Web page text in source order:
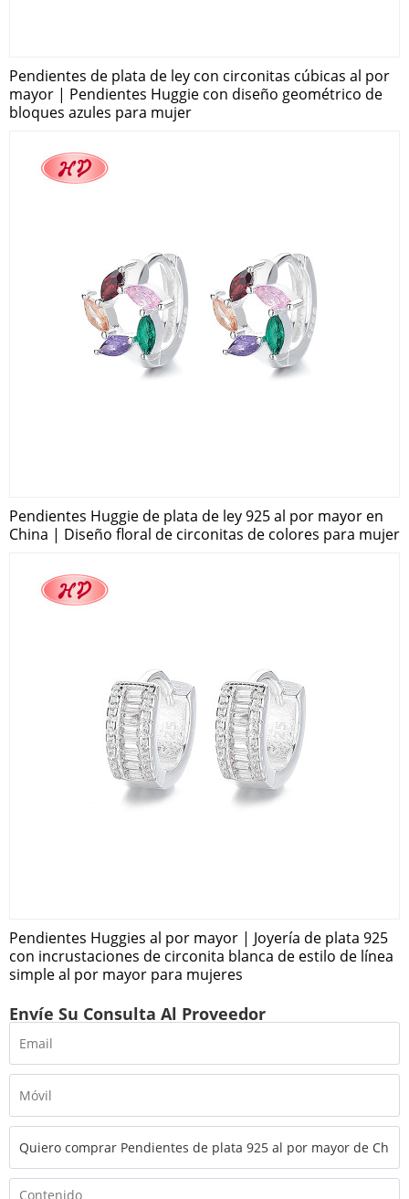
Pendientes de plata de ley con circonitas cúbicas al por
mayor | Pendientes Huggie con diseño geométrico de
bloques azules para mujer
Pendientes Huggie de plata de ley 925 al por mayor en
China | Diseño floral de circonitas de colores para mujer
Pendientes Huggies al por mayor | Joyería de plata 925
con incrustaciones de circonita blanca de estilo de línea
simple al por mayor para mujeres
Envíe Su Consulta Al Proveedor